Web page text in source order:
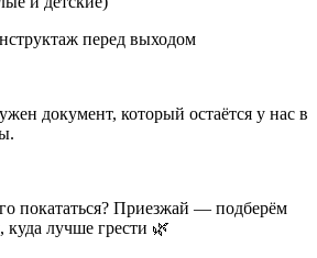
перед выходом
документ, который остаётся у нас в
покататься? Приезжай — подберём
лучше грести 🌿